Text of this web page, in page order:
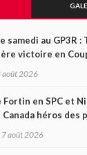
samedi au GP3R :
victoire en
août 2026
Fortin en SPC et
Canada héros des
7 août 2026